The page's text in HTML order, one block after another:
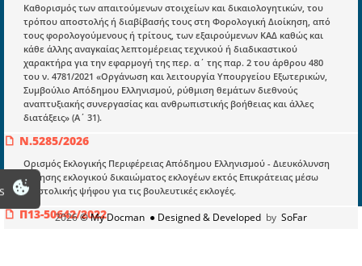
Καθορισμός των απαιτούμενων στοιχείων και δικαιολογητικών, του
τρόπου αποστολής ή διαβίβασής τους στη Φορολογική Διοίκηση, από
τους φορολογούμενους ή τρίτους, των εξαιρούμενων ΚΑΔ καθώς και
κάθε άλλης αναγκαίας λεπτομέρειας τεχνικού ή διαδικαστικού
χαρακτήρα για την εφαρμογή της περ. α΄ της παρ. 2 του άρθρου 480
του ν. 4781/2021 «Οργάνωση και λειτουργία Υπουργείου Εξωτερικών,
Συμβούλιο Απόδημου Ελληνισμού, ρύθμιση θεμάτων διεθνούς
αναπτυξιακής συνεργασίας και ανθρωπιστικής βοήθειας και άλλες
διατάξεις» (Α΄ 31).
Ν.5285/2026
Ορισμός Εκλογικής Περιφέρειας Απόδημου Ελληνισμού - Διευκόλυνση
άσκησης εκλογικού δικαιώματος εκλογέων εκτός Επικράτειας μέσω
επιστολικής ψήφου για τις βουλευτικές εκλογές.
Π13-50642/2022
Είσοδος
Εγγραφή
Οδηγίες Εγγραφής
Βοηθός Αναζήτησης
Οροι χρησης ιστοτοπου
2026© My Docman ● Designed & Developed by SoFar